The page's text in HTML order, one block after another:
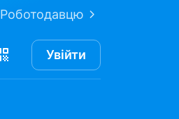
Роботодавцю
Увійти